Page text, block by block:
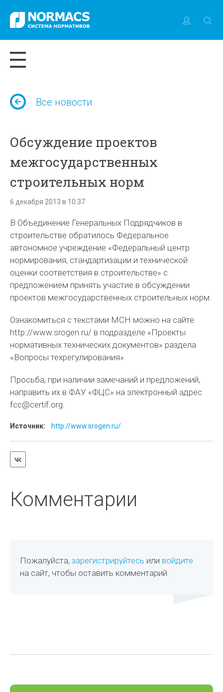
Все новости
Обсуждение проектов
межгосударственных
строительных норм
6 декабря 2013 в 10:37
В Объединение Генеральных Подрядчиков в
строительстве обратилось Федеральное
автономное учреждение «Федеральный центр
нормирования, стандартизации и технической
оценки соответствия в строительстве» с
предложением принять участие в обсуждении
проектов межгосударственных строительных норм.
Ознакомиться с текстами МСН можно на сайте
http://www.srogen.ru/ в подразделе «Проекты
нормативных технических документов» раздела
«Вопросы техрегулирования».
Просьба, при наличии замечаний и предложений,
направить их в ФАУ «ФЦС» на электронный адрес
fcc@certif.org.
Источник: http://www.srogen.ru/
Комментарии
Пожалуйста,зарегистрируйтесь или войдите
на сайт, чтобы оставить комментарий.